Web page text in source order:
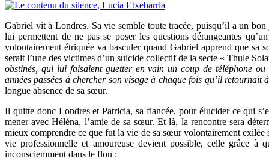
Gabriel vit à Londres. Sa vie semble toute tracée, puisqu’il a un
lui permettent de ne pas se poser les questions dérangeantes
volontairement étriquée va basculer quand Gabriel apprend que
serait l’une des victimes d’un suicide collectif de la secte « Thule
obstinés, qui lui faisaient guetter en vain un coup de téléphone
années passées à chercher son visage à chaque fois qu’il retournait
longue absence de sa sœur.
Il quitte donc Londres et Patricia, sa fiancée, pour élucider ce qui
mener avec Héléna, l’amie de sa sœur. Et là, la rencontre sera
mieux comprendre ce que fut la vie de sa sœur volontairement exilée
vie professionnelle et amoureuse devient possible, celle grâce
inconsciemment dans le flou :